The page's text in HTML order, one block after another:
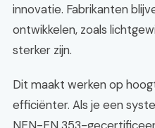
innovatie. Fabrikanten
ontwikkelen, zoals
sterker zijn.
Dit maakt werken op
efficiënter. Als je een